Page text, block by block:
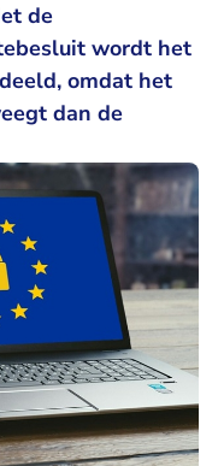
de
wordt het
omdat het
dan de